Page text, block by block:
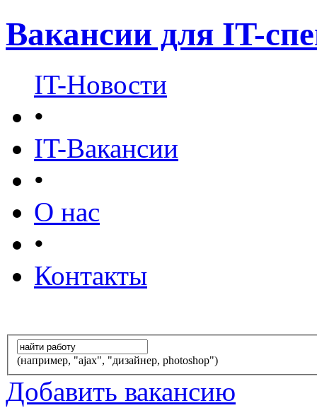
Вакансии для IT-
IT-Новости
•
IT-Вакансии
•
О нас
•
Контакты
(например, "ajax", "дизайнер, photoshop")
Добавить вакансию